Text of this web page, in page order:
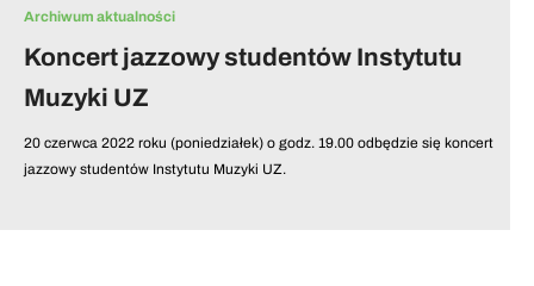
Archiwum aktualności
Koncert jazzowy studentów Instytutu
Muzyki UZ
20 czerwca 2022 roku (poniedziałek) o godz. 19.00 odbędzie się koncert
jazzowy studentów Instytutu Muzyki UZ.